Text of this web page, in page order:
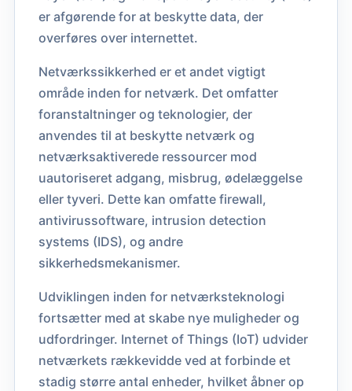
er afgørende for at beskytte data, der
overføres over internettet.
Netværkssikkerhed er et andet vigtigt
område inden for netværk. Det omfatter
foranstaltninger og teknologier, der
anvendes til at beskytte netværk og
netværksaktiverede ressourcer mod
uautoriseret adgang, misbrug, ødelæggelse
eller tyveri. Dette kan omfatte firewall,
antivirussoftware, intrusion detection
systems (IDS), og andre
sikkerhedsmekanismer.
Udviklingen inden for netværksteknologi
fortsætter med at skabe nye muligheder og
udfordringer. Internet of Things (IoT) udvider
netværkets rækkevidde ved at forbinde et
stadig større antal enheder, hvilket åbner op